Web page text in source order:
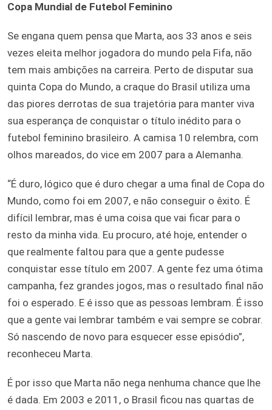
Copa Mundial de Futebol Feminino
Se engana quem pensa que Marta, aos 33 anos e seis
vezes eleita melhor jogadora do mundo pela Fifa, não
tem mais ambições na carreira. Perto de disputar sua
quinta Copa do Mundo, a craque do Brasil utiliza uma
das piores derrotas de sua trajetória para manter viva
sua esperança de conquistar o título inédito para o
futebol feminino brasileiro. A camisa 10 relembra, com
olhos mareados, do vice em 2007 para a Alemanha.
“É duro, lógico que é duro chegar a uma final de Copa do
Mundo, como foi em 2007, e não conseguir o êxito. É
difícil lembrar, mas é uma coisa que vai ficar para o
resto da minha vida. Eu procuro, até hoje, entender o
que realmente faltou para que a gente pudesse
conquistar esse título em 2007. A gente fez uma ótima
campanha, fez grandes jogos, mas o resultado final não
foi o esperado. E é isso que as pessoas lembram. É isso
que a gente vai lembrar também e vai sempre se cobrar.
Só nascendo de novo para esquecer esse episódio”,
reconheceu Marta.
É por isso que Marta não nega nenhuma chance que lhe
é dada. Em 2003 e 2011, o Brasil ficou nas quartas de